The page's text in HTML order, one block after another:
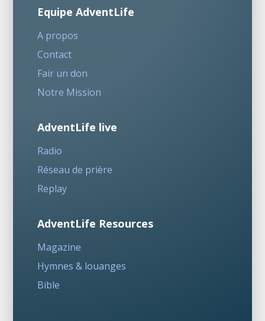
Equipe AdventLife
A propos
Contact
Fair un don
Notre Mission
AdventLife live
Radio
Réseau de prière
Replay
AdventLife Resources
Magazine
Hymnes & louanges
Bible